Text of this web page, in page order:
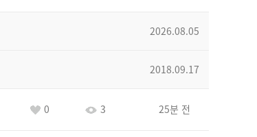
2026.08.05
2018.09.17
0 3 25분 전